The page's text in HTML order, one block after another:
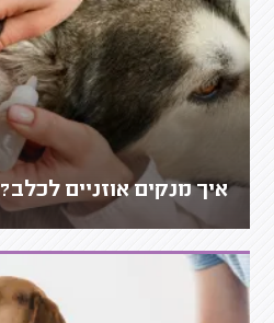
איך מנקים אוזניים לכלב?